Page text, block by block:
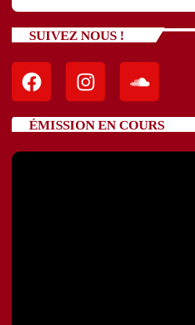
SUIVEZ NOUS !
ÉMISSION EN COURS